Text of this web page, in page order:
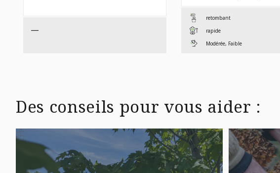
—
retombant
rapide
Modérée, Faible
Des conseils pour vous aider :